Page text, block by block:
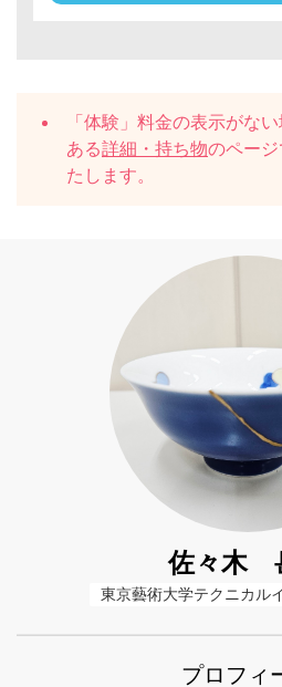
「体験」料金の表示がな
ある詳細・持ち物のペー
たします。
佐々木
東京藝術大学テクニカル
プロフィ